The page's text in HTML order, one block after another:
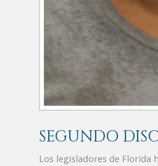
SEGUNDO
Los legisladores de